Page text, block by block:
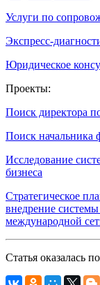
Услуги по
Экспресс-
Юридическое
Проекты:
Поиск директора
Поиск начальника
Исследование
бизнеса
Стратегическое
внедрение
международной
Статья оказалась